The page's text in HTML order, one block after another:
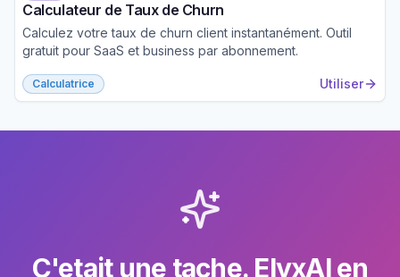
Calculateur de Taux de Churn
Calculez votre taux de churn client instantanément. Outil
gratuit pour SaaS et business par abonnement.
Calculatrice Utiliser
C'etait une tache. ElyxAI en